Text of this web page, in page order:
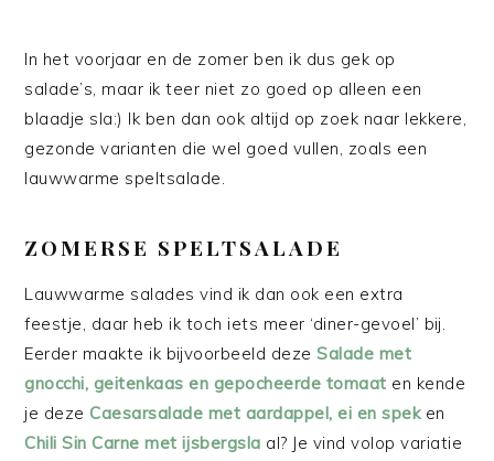
In het voorjaar en de zomer ben ik dus gek op
salade’s, maar ik teer niet zo goed op alleen een
blaadje sla:) Ik ben dan ook altijd op zoek naar lekkere,
gezonde varianten die wel goed vullen, zoals een
lauwwarme speltsalade.
ZOMERSE SPELTSALADE
Lauwwarme salades vind ik dan ook een extra
feestje, daar heb ik toch iets meer ‘diner-gevoel’ bij.
Eerder maakte ik bijvoorbeeld dezeSalade met
gnocchi, geitenkaas en gepocheerde tomaat en kende
je dezeCaesarsalade met aardappel, ei en speken
Chili Sin Carne met ijsbergsla al? Je vind volop variatie